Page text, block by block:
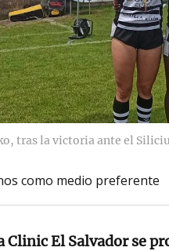
tras la victoria ante el
como medio preferente
Clinic El Salvador se